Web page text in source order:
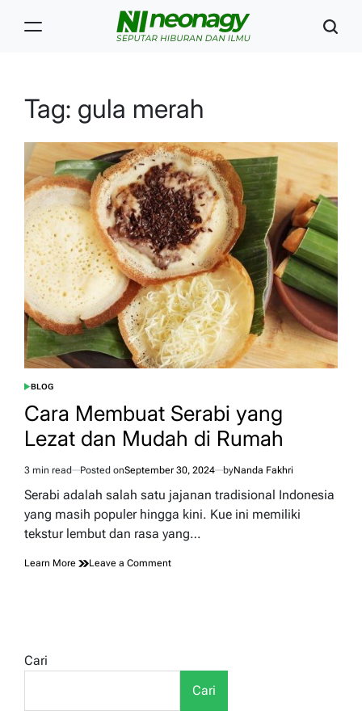
Tag: gula merah
POSTED
BLOG
Cara Membuat Serabi yang
Lezat dan Mudah di Rumah
Estimated
read
3 min read Posted onSeptember 30, 2024 byNanda Fakhri
Serabi adalah salah satu jajanan tradisional Indonesia
yang masih populer hingga kini. Kue ini memiliki
tekstur lembut dan rasa yang…
Learn More Leave a Commenton
Rumah
Cari
Cari